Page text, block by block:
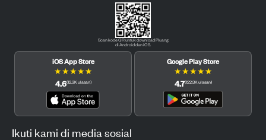
Scan kode QR untuk download Pluang
di Android dan iOS.
iOS App Store
★★★★★
4.6(12.3Kulasan)
Google Play Store
★★★★★
4.7(122.3Kulasan)
Ikuti kami di media sosial